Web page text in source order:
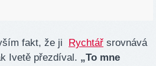
fakt, že ji Rychtář srovnává
Ivetě přezdíval. „To mne